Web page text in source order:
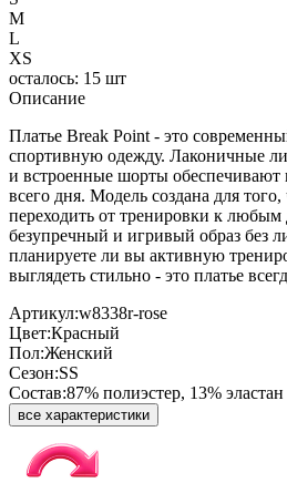
M
L
XS
осталось: 15 шт
Описание
Платье Break Point - это
спортивную одежду. Лаконичные
и встроенные шорты обеспечивают
всего дня. Модель создана для
переходить от тренировки к любым
безупречный и игривый образ без
планируете ли вы активную
выглядеть стильно - это платье
Артикул:w8338r-rose
Цвет:Красный
Пол:Женский
Сезон:SS
Состав:87% полиэстер, 13% эластан
все характеристики